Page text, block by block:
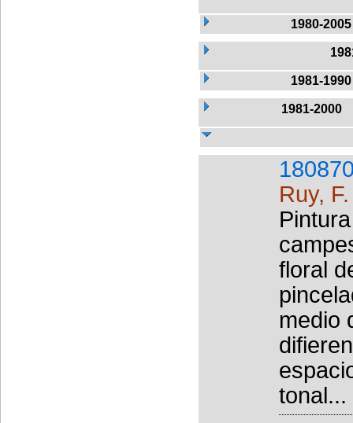
1980-2005
1981-1990
1981-2000
Ruy, F.
floral
medio
tonal...